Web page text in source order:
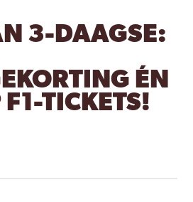
3-DAAGSE:
ÉN
TICKETS!